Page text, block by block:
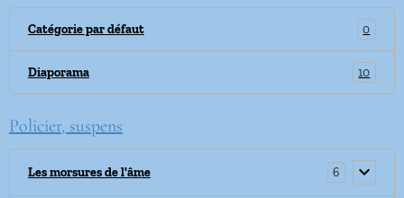
Catégorie par défaut 0
Diaporama 10
Policier, suspens
Les morsures de l'âme 6